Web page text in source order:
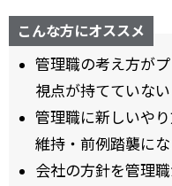
こんな方にオススメ
管理職の考え方が
視点が持てていない
管理職に新しいや
維持・前例踏襲に
会社の方針を管理